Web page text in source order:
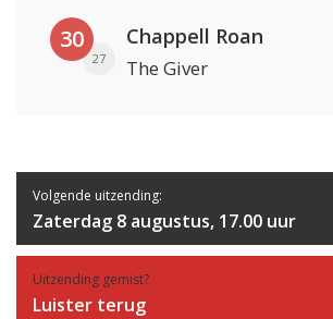
30
27
Chappell Roan
The Giver
Volgende uitzending:
Zaterdag 8 augustus, 17.00 uur
Uitzending gemist?
Luister terug